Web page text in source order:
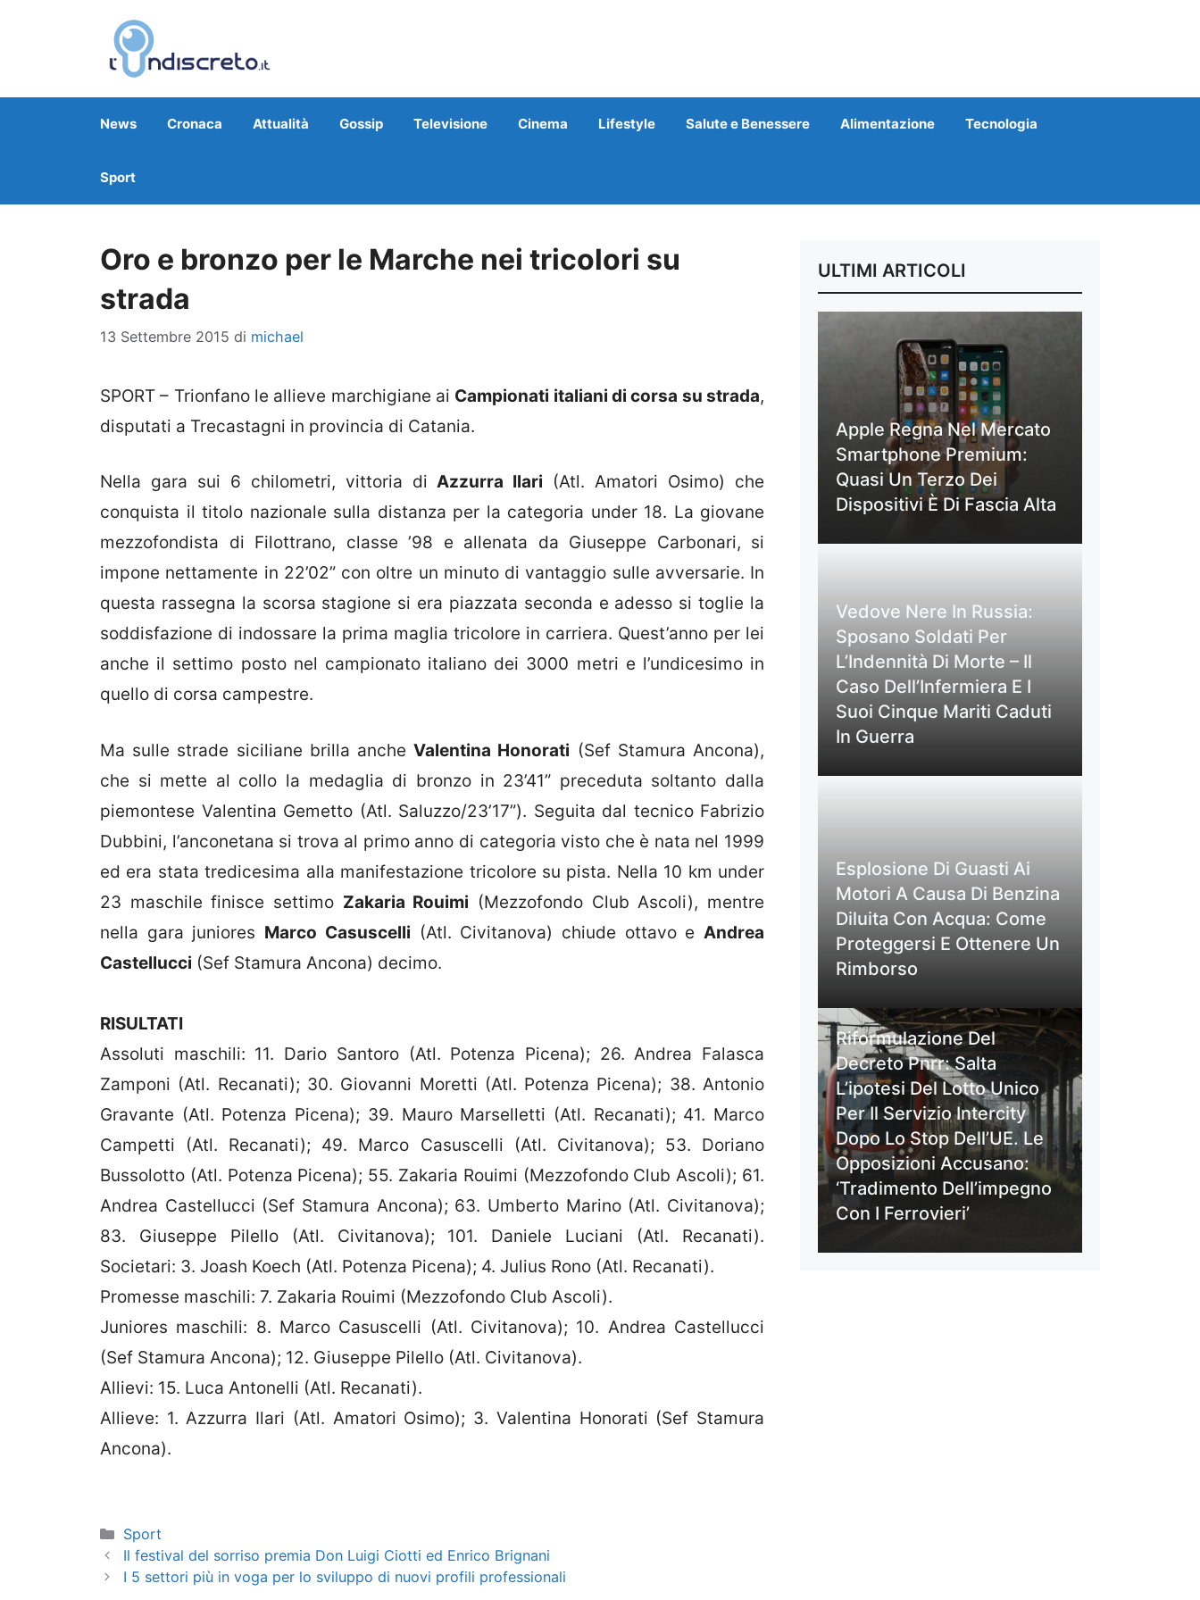
News Cronaca Attualità Gossip Televisione Cinema Lifestyle Salute e Benessere Alimentazione Tecnologia
Sport
Oro e bronzo per le Marche nei tricolori su
strada
13 Settembre 2015 di michael
SPORT – Trionfano le allieve marchigiane ai Campionati italiani di corsa su strada,
disputati a Trecastagni in provincia di Catania.
Nella gara sui 6 chilometri, vittoria diAzzurra Ilari (Atl. Amatori Osimo) che
conquista il titolo nazionale sulla distanza per la categoria under 18. La giovane
mezzofondista di Filottrano, classe ’98 e allenata da Giuseppe Carbonari, si
impone nettamente in 22’02” con oltre un minuto di vantaggio sulle avversarie. In
questa rassegna la scorsa stagione si era piazzata seconda e adesso si toglie la
soddisfazione di indossare la prima maglia tricolore in carriera. Quest’anno per lei
anche il settimo posto nel campionato italiano dei 3000 metri e l’undicesimo in
quello di corsa campestre.
Ma sulle strade siciliane brilla ancheValentina Honorati (Sef Stamura Ancona),
che si mette al collo la medaglia di bronzo in 23’41” preceduta soltanto dalla
piemontese Valentina Gemetto (Atl. Saluzzo/23’17”). Seguita dal tecnico Fabrizio
Dubbini, l’anconetana si trova al primo anno di categoria visto che è nata nel 1999
ed era stata tredicesima alla manifestazione tricolore su pista. Nella 10 km under
23 maschile finisce settimo Zakaria Rouimi (Mezzofondo Club Ascoli), mentre
nella gara juniores Marco Casuscelli (Atl. Civitanova) chiude ottavo eAndrea
Castellucci (Sef Stamura Ancona) decimo.
RISULTATI
Assoluti maschili: 11. Dario Santoro (Atl. Potenza Picena); 26. Andrea Falasca
Zamponi (Atl. Recanati); 30. Giovanni Moretti (Atl. Potenza Picena); 38. Antonio
Gravante (Atl. Potenza Picena); 39. Mauro Marselletti (Atl. Recanati); 41. Marco
Campetti (Atl. Recanati); 49. Marco Casuscelli (Atl. Civitanova); 53. Doriano
Bussolotto (Atl. Potenza Picena); 55. Zakaria Rouimi (Mezzofondo Club Ascoli); 61.
Andrea Castellucci (Sef Stamura Ancona); 63. Umberto Marino (Atl. Civitanova);
83. Giuseppe Pilello (Atl. Civitanova); 101. Daniele Luciani (Atl. Recanati).
Societari: 3. Joash Koech (Atl. Potenza Picena); 4. Julius Rono (Atl. Recanati).
Promesse maschili: 7. Zakaria Rouimi (Mezzofondo Club Ascoli).
Juniores maschili: 8. Marco Casuscelli (Atl. Civitanova); 10. Andrea Castellucci
(Sef Stamura Ancona); 12. Giuseppe Pilello (Atl. Civitanova).
Allievi: 15. Luca Antonelli (Atl. Recanati).
Allieve: 1. Azzurra Ilari (Atl. Amatori Osimo); 3. Valentina Honorati (Sef Stamura
Ancona).
Categorie
Sport
Il festival del sorriso premia Don Luigi Ciotti ed Enrico Brignani
I 5 settori più in voga per lo sviluppo di nuovi profili professionali
ULTIMI ARTICOLI
Apple Regna Nel Mercato
Smartphone Premium:
Quasi Un Terzo Dei
Dispositivi È Di Fascia Alta
Vedove Nere In Russia:
Sposano Soldati Per
L’Indennità Di Morte – Il
Caso Dell’Infermiera E I
Suoi Cinque Mariti Caduti
In Guerra
Esplosione Di Guasti Ai
Motori A Causa Di Benzina
Diluita Con Acqua: Come
Proteggersi E Ottenere Un
Rimborso
Riformulazione Del
Decreto Pnrr: Salta
L’ipotesi Del Lotto Unico
Per Il Servizio Intercity
Dopo Lo Stop Dell’UE. Le
Opposizioni Accusano:
‘Tradimento Dell’impegno
Con I Ferrovieri’